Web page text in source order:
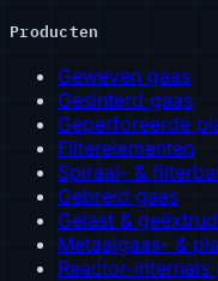
Producten
Geweven gaas
Gesinterd gaas
Geperforeerde
Filterelementen
Spiraal- &
Gebreid gaas
Gelast &
Metaalgaas- &
Reactor-